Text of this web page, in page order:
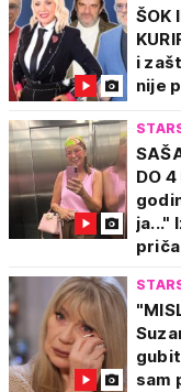
ŠOK
i
nije
DO
ja..."
priča
sam